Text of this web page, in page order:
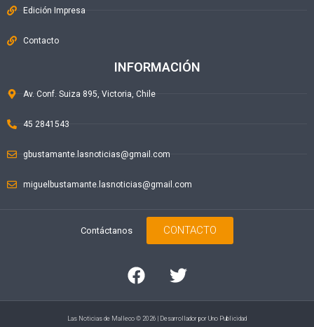
Edición Impresa
Contacto
INFORMACIÓN
Av. Conf. Suiza 895, Victoria, Chile
45 2841543
gbustamante.lasnoticias@gmail.com
miguelbustamante.lasnoticias@gmail.com
Contáctanos CONTACTO
Las Noticias de Malleco © 2026 | Desarrollador por Uno Publicidad